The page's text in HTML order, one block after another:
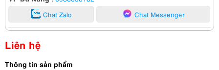
Chat Zalo Chat Messenger
Liên hệ
Thông tin sản phẩm